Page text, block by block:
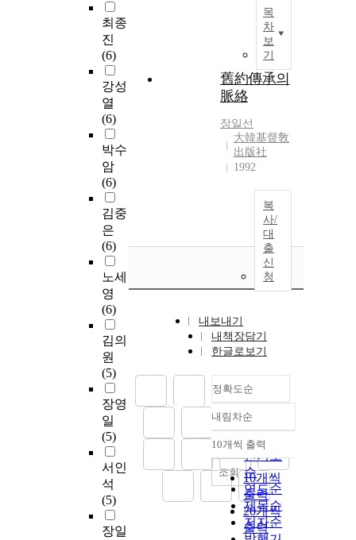
최종
진
(6)
강성
열
(6)
박수
암
(6)
김중
은
(6)
노세
영
(6)
김의
원
(5)
장영
일
(5)
서인
석
(5)
장일
목
차
보
기
舊約傳承의
脈絡
장일선
大韓基督敎
出版社
1992
복
사/
대
출
신
청
내보내기
내책장담기
한글로보기
정확도순
정확도
순
인기도
순
연도순
제목순
저자순
내림차순
내림차순
10개씩 출력
10개씩
출력
20개씩
출력
조회